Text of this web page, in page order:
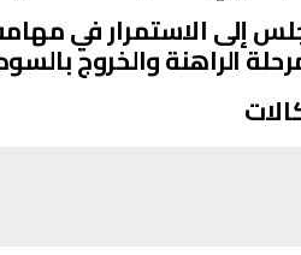
إلى الاستمرار في
الراهنة والخروج